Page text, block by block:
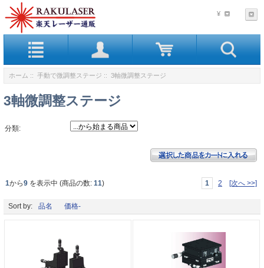
¥
ホーム :: 手動で微調整ステージ :: 3軸微調整ステージ
3軸微調整ステージ
分類:
1から9 を表示中 (商品の数: 11) 1 2 [次へ >>]
Sort by: 品名 価格-